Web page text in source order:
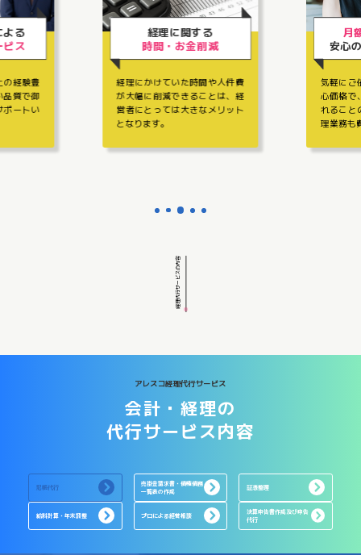
経理に関する
時間・お金削減
経理にかけていた時間や人件費
が大幅に削減できることは、経
営者にとっては大きなメリット
月額40,000円〜
安心の完全月額報
気軽にご依頼していただ
心価格で、別料金として
れることの多い専門性の
理業務も費用内で行います
経理代行サービスの内容
アレスコ経理代行サービス
会計・経理の
代行サービス内容
記帳代行
売掛金請求書・債権債務
一覧表の作成
証憑整理
給料計算・年末調整 プロによる経営相談
決算申告書作成及び申告
代行